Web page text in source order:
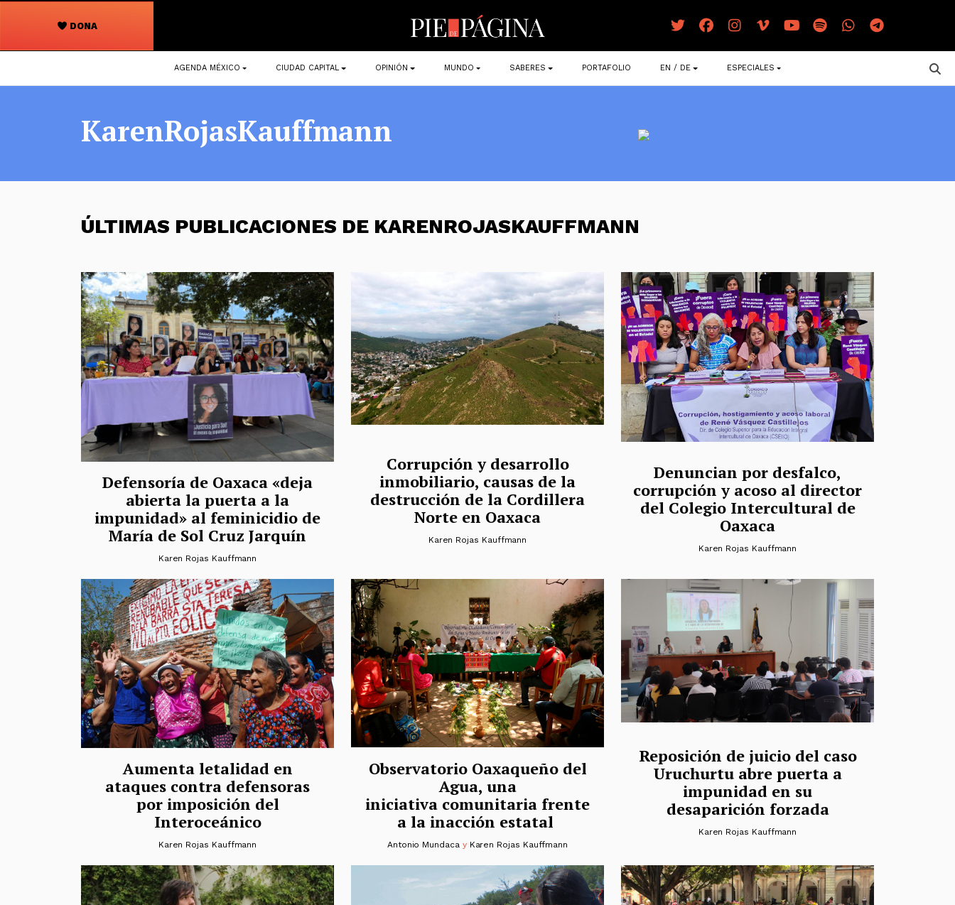
DONA
Navegación
principal
AGENDA MÉXICO CIUDAD CAPITAL OPINIÓN MUNDO SABERES PORTAFOLIO EN / DE ESPECIALES
KarenRojasKauffmann
ÚLTIMAS PUBLICACIONES DE KARENROJASKAUFFMANN
Defensoría de Oaxaca «deja
abierta la puerta a la
impunidad» al feminicidio de
María de Sol Cruz Jarquín
Karen Rojas Kauffmann
Corrupción y desarrollo
inmobiliario, causas de la
destrucción de la Cordillera
Norte en Oaxaca
Karen Rojas Kauffmann
Denuncian por desfalco,
corrupción y acoso al director
del Colegio Intercultural de
Oaxaca
Karen Rojas Kauffmann
Aumenta letalidad en
ataques contra defensoras
por imposición del
Interoceánico
Karen Rojas Kauffmann
Observatorio Oaxaqueño del
Agua, una
iniciativa comunitaria frente
a la inacción estatal
Antonio Mundaca y Karen Rojas Kauffmann
Reposición de juicio del caso
Uruchurtu abre puerta a
impunidad en su
desaparición forzada
Karen Rojas Kauffmann